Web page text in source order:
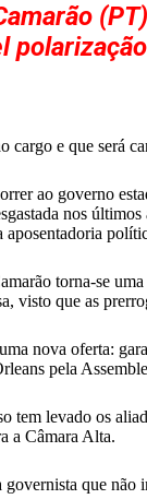
cargo e que será
ao governo
nos
aposentadoria
torna-se
visto que as
nova oferta:
pela
tem levado os
a Câmara Alta.
que